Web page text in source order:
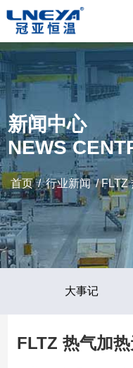
新闻中心
NEWS
首页/行业新闻/ FLTZ
大事记
FLTZ 热气加